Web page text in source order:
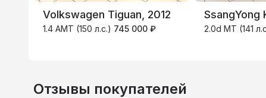
Volkswagen Tiguan, 2012
1.4 AMT (150 л.с.) 745 000 ₽
SsangYong
2.0d MT (141
Отзывы покупателей